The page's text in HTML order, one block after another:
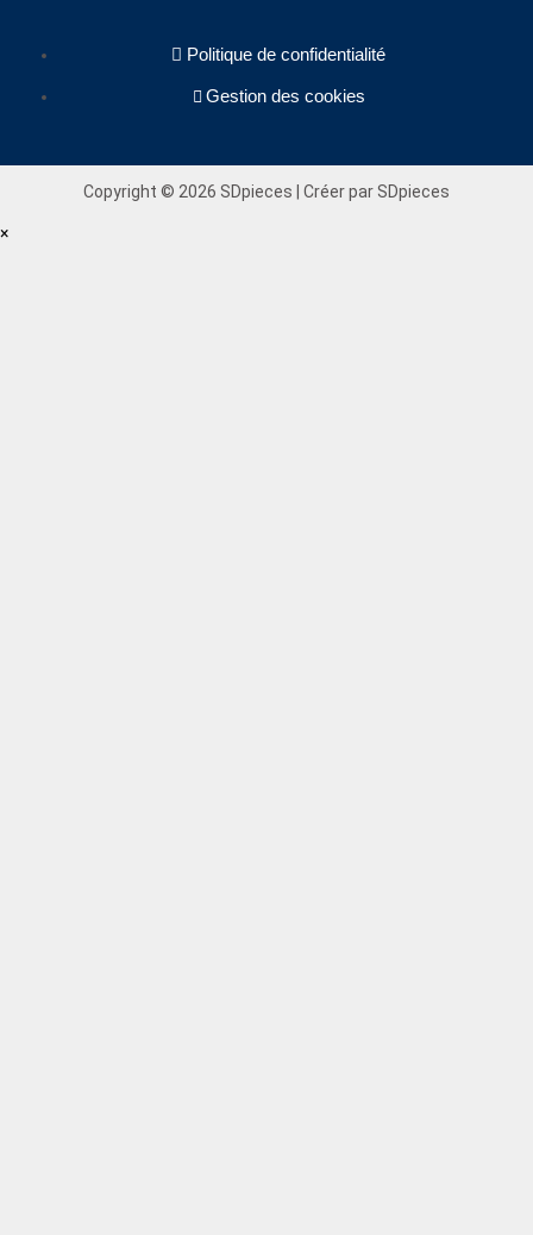
Politique de confidentialité
Gestion des cookies
Copyright © 2026 SDpieces | Créer par SDpieces
×